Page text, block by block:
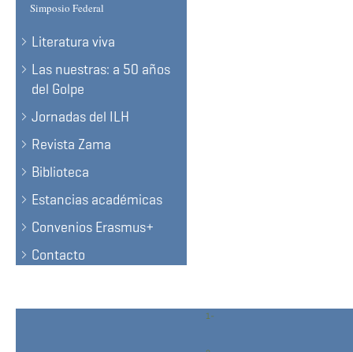
Simposio Federal
Literatura viva
Las nuestras: a 50 años
del Golpe
Jornadas del ILH
Revista Zama
Biblioteca
Estancias académicas
Convenios Erasmus+
Contacto